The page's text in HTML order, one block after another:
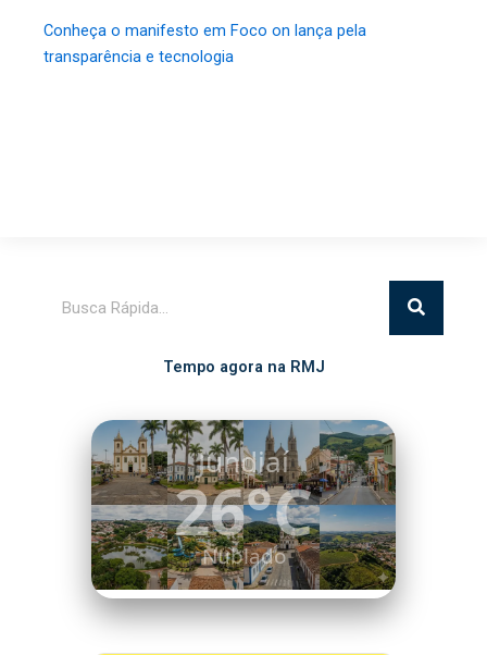
Conheça o manifesto em Foco on lança pela
transparência e tecnologia
Tempo agora na RMJ
Itatiba
25°C
Nublado